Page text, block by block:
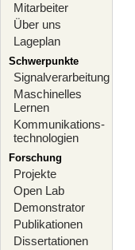
Mitarbeiter
Über uns
Lageplan
Schwerpunkte
Signalverarbeitung
Maschinelles
Lernen
Kommunikations-
technologien
Forschung
Projekte
Open Lab
Demonstrator
Publikationen
Dissertationen